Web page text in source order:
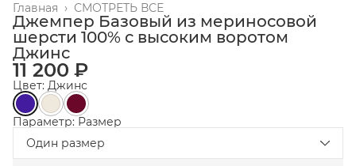
СМОТРЕТЬ ВСЕ
Главная ›
Джемпер Базовый из мериносовой
шерсти 100% с высоким воротом
Джинс
11 200 ₽
Цвет: Джинс
Параметр: Размер
Один размер